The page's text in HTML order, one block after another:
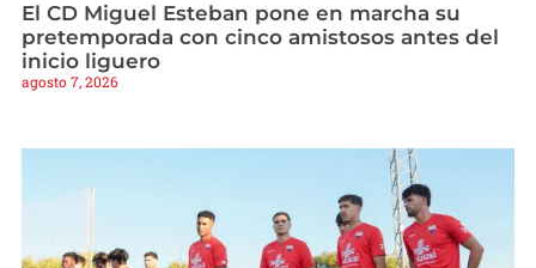
El CD Miguel Esteban pone en marcha su
pretemporada con cinco amistosos antes del
inicio liguero
agosto 7, 2026